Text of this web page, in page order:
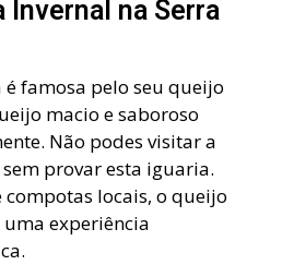
Invernal na Serra
é famosa pelo seu queijo
macio e saboroso
Não podes visitar a
provar esta iguaria.
locais, o queijo
uma experiência